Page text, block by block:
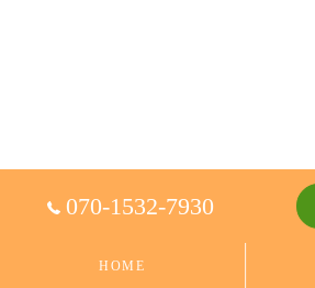
070-1532-7930
HOME